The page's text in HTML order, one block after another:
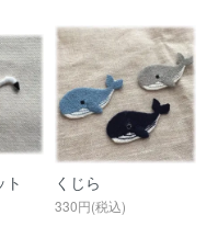
ト くじら
330円(税込)